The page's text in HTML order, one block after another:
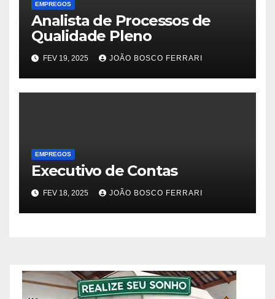
EMPREGOS
Analista de Processos de
Qualidade Pleno
FEV 19, 2025 JOÃO BOSCO FERRARI
EMPREGOS
Executivo de Contas
FEV 18, 2025 JOÃO BOSCO FERRARI